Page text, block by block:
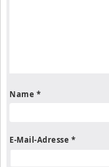
Name *
E-Mail-Adresse *